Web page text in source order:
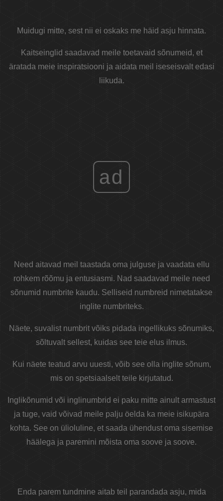
Muidugi mitte, sest nii ei oskaks me häid asju hinnata.
Kaitseinglid saadavad meile toetavaid sõnumeid, et
äratada meie inspiratsiooni ja aidata meil iseseisvalt edasi
liikuda.
ad
Need aitavad meil taastada oma julguse ja vaadata ellu
rohkem rõõmu ja entusiasmi. Nad saadavad meile need
sõnumid numbrite kaudu. Selliseid numbreid nimetatakse
inglite numbriteks.
Näete, suvalist numbrit võiks pidada ingellikuks sõnumiks,
sõltuvalt sellest, kuidas see teie elus ilmus.
Kui näete teatud arvu uuesti, võib see olla inglite sõnum,
mis on spetsiaalselt teile kirjutatud.
Inglikõnumid või inglinumbrid ei paku mitte ainult armastust
ja tuge, vaid võivad meile palju öelda ka meie isikupära
kohta. See on ülioluline, et saada ühendust oma sisemise
häälega ja paremini mõista oma soove ja soove.
Enda parem tundmine aitab teil parandada asju, mida